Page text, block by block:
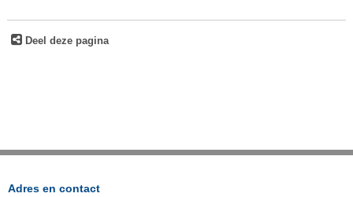
Deel deze pagina
Adres en contact